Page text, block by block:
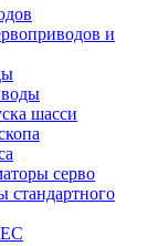
и
шасси
серво
стандартного